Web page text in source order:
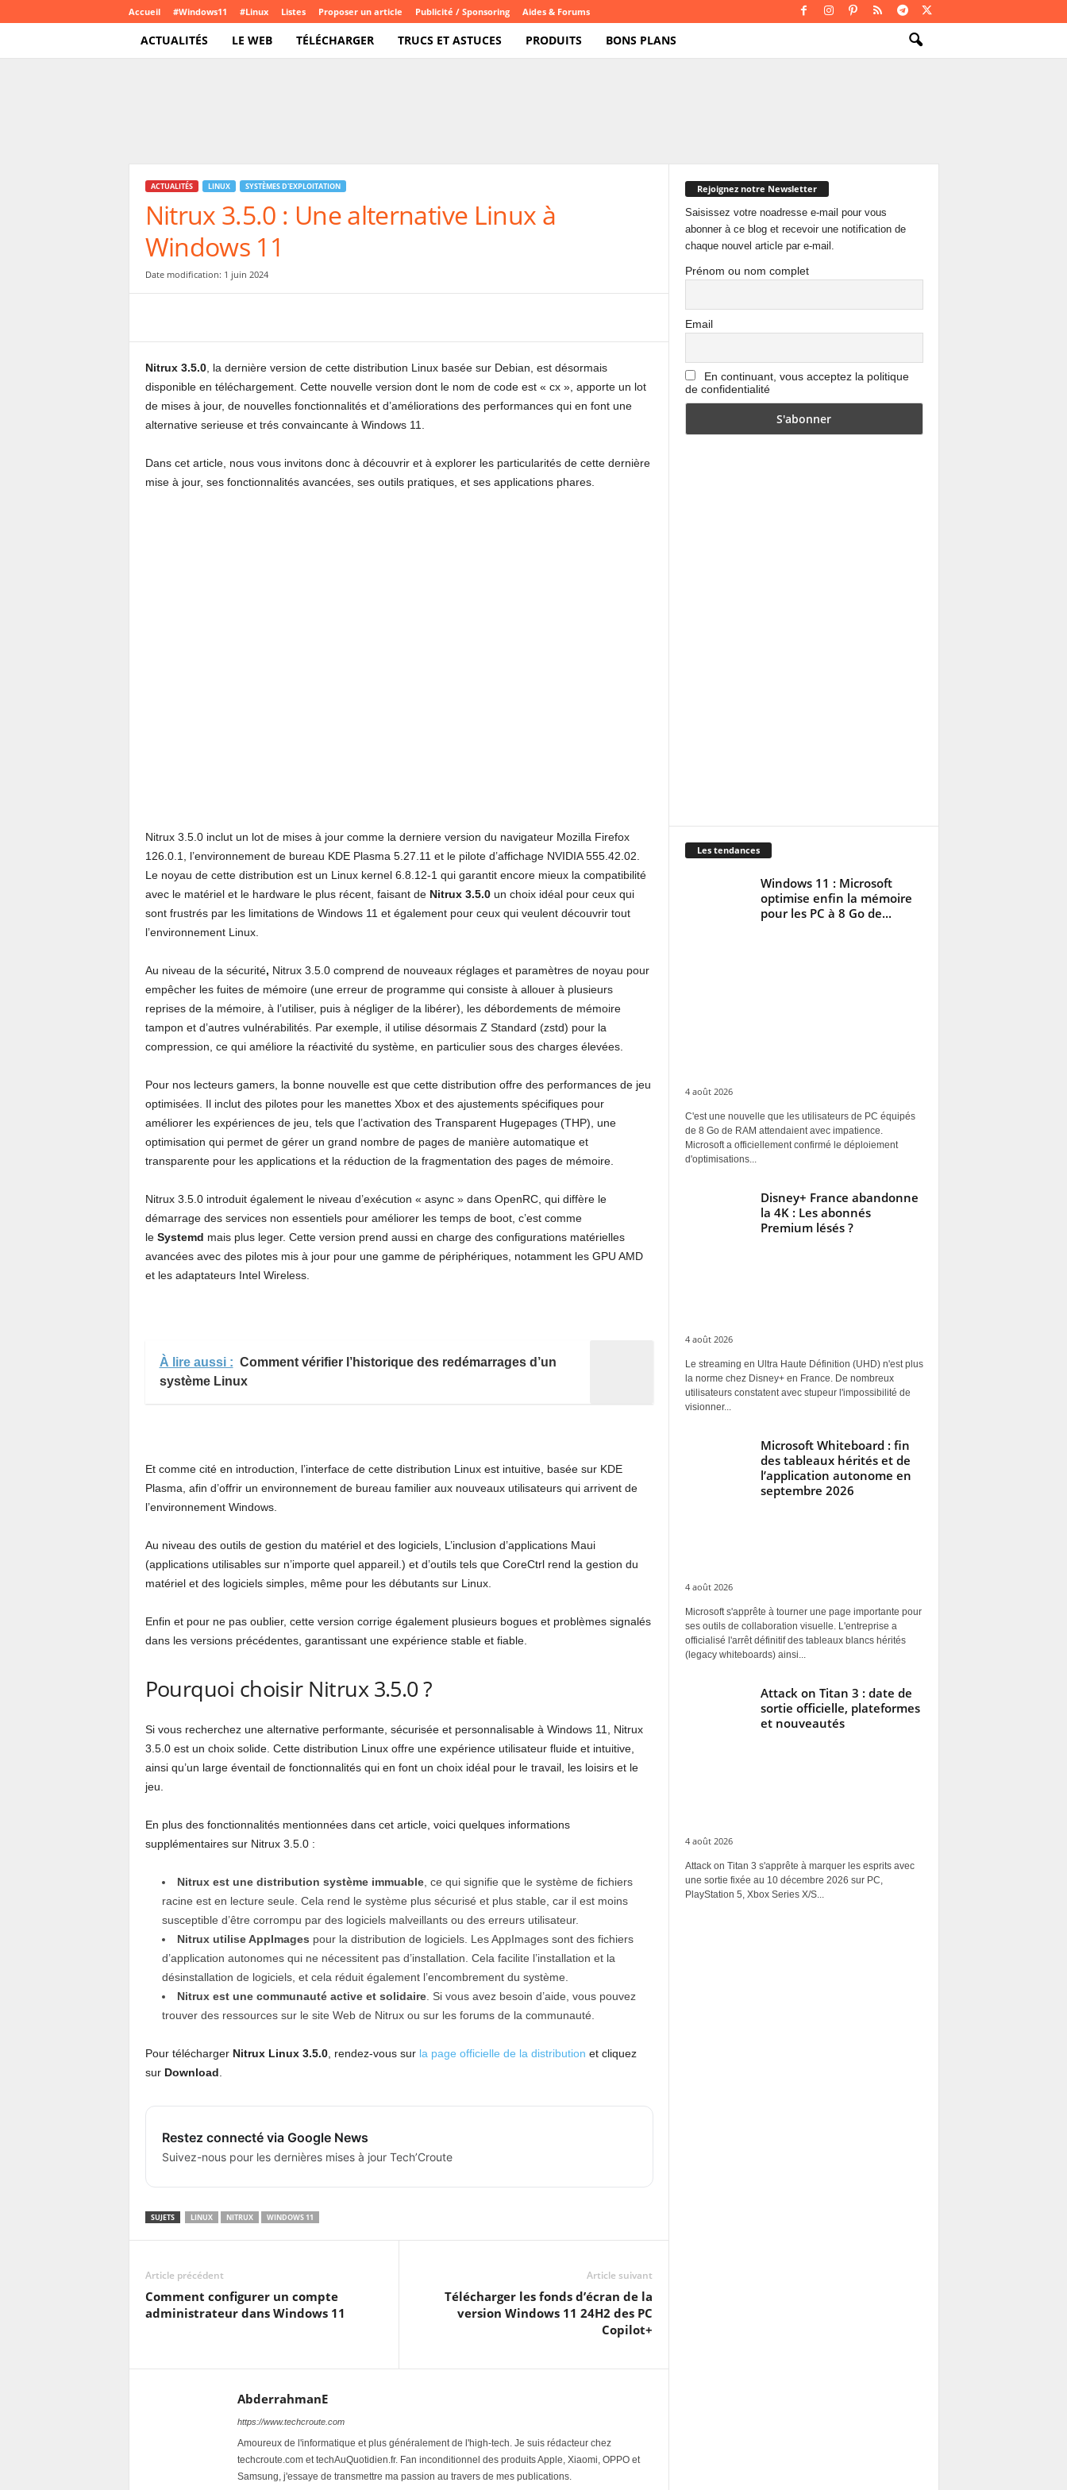
Accueil #Windows11 #Linux Listes Proposer un article Publicité / Sponsoring Aides & Forums
ACTUALITÉS LE WEB TÉLÉCHARGER TRUCS ET ASTUCES PRODUITS BONS PLANS
ACTUALITÉS LINUX SYSTÈMES D'EXPLOITATION
Nitrux 3.5.0 : Une alternative Linux à
Windows 11
Date modification: 1 juin 2024
Nitrux 3.5.0, la dernière version de cette distribution Linux basée sur Debian, est désormais
disponible en téléchargement. Cette nouvelle version dont le nom de code est « cx », apporte un lot
de mises à jour, de nouvelles fonctionnalités et d’améliorations des performances qui en font une
alternative serieuse et trés convaincante à Windows 11.
Dans cet article, nous vous invitons donc à découvrir et à explorer les particularités de cette dernière
mise à jour, ses fonctionnalités avancées, ses outils pratiques, et ses applications phares.
Nitrux 3.5.0 inclut un lot de mises à jour comme la derniere version du navigateur Mozilla Firefox
126.0.1, l’environnement de bureau KDE Plasma 5.27.11 et le pilote d’affichage NVIDIA 555.42.02.
Le noyau de cette distribution est un Linux kernel 6.8.12-1 qui garantit encore mieux la compatibilité
avec le matériel et le hardware le plus récent, faisant de Nitrux 3.5.0un choix idéal pour ceux qui
sont frustrés par les limitations de Windows 11 et également pour ceux qui veulent découvrir tout
l’environnement Linux.
Au niveau de la sécurité, Nitrux 3.5.0 comprend de nouveaux réglages et paramètres de noyau pour
empêcher les fuites de mémoire (une erreur de programme qui consiste à allouer à plusieurs
reprises de la mémoire, à l’utiliser, puis à négliger de la libérer), les débordements de mémoire
tampon et d’autres vulnérabilités. Par exemple, il utilise désormais Z Standard (zstd) pour la
compression, ce qui améliore la réactivité du système, en particulier sous des charges élevées.
Pour nos lecteurs gamers, la bonne nouvelle est que cette distribution offre des performances de jeu
optimisées. Il inclut des pilotes pour les manettes Xbox et des ajustements spécifiques pour
améliorer les expériences de jeu, tels que l’activation des Transparent Hugepages (THP), une
optimisation qui permet de gérer un grand nombre de pages de manière automatique et
transparente pour les applications et la réduction de la fragmentation des pages de mémoire.
Nitrux 3.5.0 introduit également le niveau d’exécution « async » dans OpenRC, qui diffère le
démarrage des services non essentiels pour améliorer les temps de boot, c’est comme
le Systemd mais plus leger. Cette version prend aussi en charge des configurations matérielles
avancées avec des pilotes mis à jour pour une gamme de périphériques, notamment les GPU AMD
et les adaptateurs Intel Wireless.
À lire aussi : Comment vérifier l’historique des redémarrages d’un
système Linux
Et comme cité en introduction, l’interface de cette distribution Linux est intuitive, basée sur KDE
Plasma, afin d’offrir un environnement de bureau familier aux nouveaux utilisateurs qui arrivent de
l’environnement Windows.
Au niveau des outils de gestion du matériel et des logiciels, L’inclusion d’applications Maui
(applications utilisables sur n’importe quel appareil.) et d’outils tels que CoreCtrl rend la gestion du
matériel et des logiciels simples, même pour les débutants sur Linux.
Enfin et pour ne pas oublier, cette version corrige également plusieurs bogues et problèmes signalés
dans les versions précédentes, garantissant une expérience stable et fiable.
Pourquoi choisir Nitrux 3.5.0 ?
Si vous recherchez une alternative performante, sécurisée et personnalisable à Windows 11, Nitrux
3.5.0 est un choix solide. Cette distribution Linux offre une expérience utilisateur fluide et intuitive,
ainsi qu’un large éventail de fonctionnalités qui en font un choix idéal pour le travail, les loisirs et le
jeu.
En plus des fonctionnalités mentionnées dans cet article, voici quelques informations
supplémentaires sur Nitrux 3.5.0 :
Nitrux est une distribution système immuable, ce qui signifie que le système de fichiers
racine est en lecture seule. Cela rend le système plus sécurisé et plus stable, car il est moins
susceptible d’être corrompu par des logiciels malveillants ou des erreurs utilisateur.
Nitrux utilise AppImages pour la distribution de logiciels. Les AppImages sont des fichiers
d’application autonomes qui ne nécessitent pas d’installation. Cela facilite l’installation et la
désinstallation de logiciels, et cela réduit également l’encombrement du système.
Nitrux est une communauté active et solidaire. Si vous avez besoin d’aide, vous pouvez
trouver des ressources sur le site Web de Nitrux ou sur les forums de la communauté.
Pour télécharger Nitrux Linux 3.5.0, rendez-vous sur la page officielle de la distribution et cliquez
sur Download
Restez connecté via Google News
Suivez-nous pour les dernières mises à jour Tech’Croute
SUJETS LINUX NITRUX WINDOWS 11
Article précédent
Comment configurer un compte
administrateur dans Windows 11
Article suivant
Télécharger les fonds d’écran de la
version Windows 11 24H2 des PC
Copilot+
AbderrahmanE
https://www.techcroute.com
Amoureux de l'informatique et plus généralement de l'high-tech. Je suis rédacteur chez
techcroute.com et techAuQuotidien.fr. Fan inconditionnel des produits Apple, Xiaomi, OPPO et
Samsung, j'essaye de transmettre ma passion au travers de mes publications.
Rejoignez notre Newsletter
Saisissez votre noadresse e-mail pour vous
abonner à ce blog et recevoir une notification de
chaque nouvel article par e-mail.
Prénom ou nom complet
Email
En continuant, vous acceptez la politique
de confidentialité
Les tendances
Windows 11 : Microsoft
optimise enfin la mémoire
pour les PC à 8 Go de...
4 août 2026
C'est une nouvelle que les utilisateurs de PC équipés
de 8 Go de RAM attendaient avec impatience.
Microsoft a officiellement confirmé le déploiement
d'optimisations...
Disney+ France abandonne
la 4K : Les abonnés
Premium lésés ?
4 août 2026
Le streaming en Ultra Haute Définition (UHD) n'est plus
la norme chez Disney+ en France. De nombreux
utilisateurs constatent avec stupeur l'impossibilité de
visionner...
Microsoft Whiteboard : fin
des tableaux hérités et de
l’application autonome en
septembre 2026
4 août 2026
Microsoft s'apprête à tourner une page importante pour
ses outils de collaboration visuelle. L'entreprise a
officialisé l'arrêt définitif des tableaux blancs hérités
(legacy whiteboards) ainsi...
Attack on Titan 3 : date de
sortie officielle, plateformes
et nouveautés
4 août 2026
Attack on Titan 3 s'apprête à marquer les esprits avec
une sortie fixée au 10 décembre 2026 sur PC,
PlayStation 5, Xbox Series X/S...